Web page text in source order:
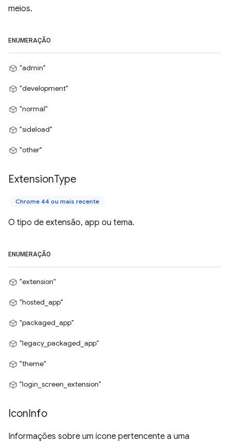
meios.
ENUMERAÇÃO
"admin"
"development"
"normal"
"sideload"
"other"
ExtensionType
Chrome 44 ou mais recente
O tipo de extensão, app ou tema.
ENUMERAÇÃO
"extension"
"hosted_app"
"packaged_app"
"legacy_packaged_app"
"theme"
"login_screen_extension"
IconInfo
Informações sobre um ícone pertencente a uma